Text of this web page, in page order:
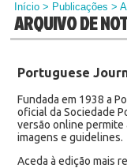
Início > Publicações >
ARQUIVO DE
Portuguese
Fundada em 1938 a
oficial da Sociedade
versão online permite
imagens e guidelines.
Aceda à edição mais